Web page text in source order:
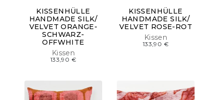
Kissen
KISSENHÜLLE
HANDMADE SILK/
VELVET ORANGE-
SCHWARZ-
OFFWHITE
133,90 €
Kissen
KISSENHÜLLE
HANDMADE SILK/
VELVET ROSE-ROT
133,90 €